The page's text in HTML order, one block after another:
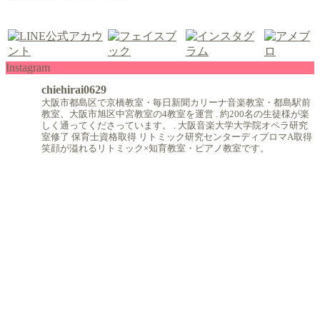
Instagram
chiehirai0629
大阪市都島区で京橋教室・毎日新聞カリーナ音楽教室・都島駅前
教室、大阪市旭区中宮教室の4教室を運営 約200名の生徒様が楽
しく通ってくださっています。
大阪音楽大学大学院オペラ研究
室修了 保育士資格取得 リトミック研究センターディプロマA取得
笑顔が溢れるリトミック×知育教室・ピアノ教室です。